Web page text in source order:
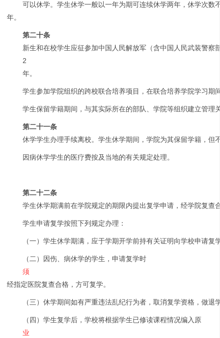
可以休学。学生休学一般以一年为期可连续休学两年，休学次
年。
第二十条
新生和在校学生应征参加中国人民解放军（含中国人民武装警
2
年。
学生参加学院组织的跨校联合培养项目，在联合培养学院学习期
学生保留学籍期间，与其实际所在的部队、学院等组织建立管理
第二十一条
休学学生办理手续离校。学生休学期间，学院为其保留学籍，但
因病休学学生的医疗费按及当地的有关规定处理。
第二十二条
学生休学期满前在学院规定的期限内提出复学申请，经学院复查
学生申请复学按照下列规定办理：
（一）学生休学期满，应于学期开学前持有关证明向学校申请
（二）因伤、病休学的学生，申请复学时
须
经指定医院复查合格，方可复学。
（三）休学期间如有严重违法乱纪行为者，取消复学资格，做退
（四）学生复学后，学校将根据学生已修读课程情况编入原
业